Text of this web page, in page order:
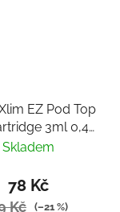
EZ Pod Top
3ml 0,4
ohm
Skladem
78 Kč
Kč (–21 %)